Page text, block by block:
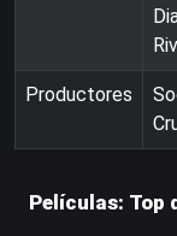
Productores
Películas: Top